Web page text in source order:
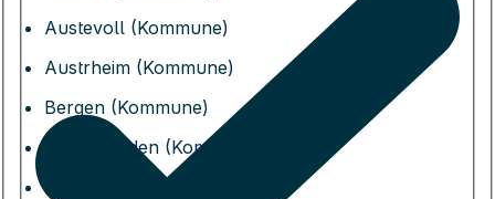
Austevoll (Kommune)
Austrheim (Kommune)
Bergen (Kommune)
Bjørnafjorden (Kommune)
Bremanger (Kommune)